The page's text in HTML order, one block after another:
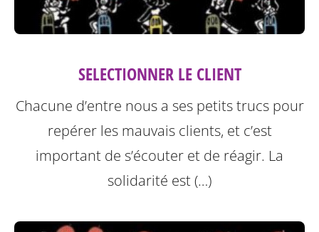
SELECTIONNER LE CLIENT
Chacune d’entre nous a ses petits trucs pour
repérer les mauvais clients, et c’est
important de s’écouter et de réagir. La
solidarité est (…)